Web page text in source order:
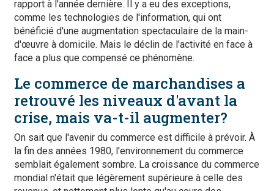
rapport à l'année dernière. Il y a eu des exceptions,
comme les technologies de l'information, qui ont
bénéficié d'une augmentation spectaculaire de la main-
d'œuvre à domicile. Mais le déclin de l'activité en face à
face a plus que compensé ce phénomène.
Le commerce de marchandises a
retrouvé les niveaux d'avant la
crise, mais va-t-il augmenter?
On sait que l'avenir du commerce est difficile à prévoir. À
la fin des années 1980, l'environnement du commerce
semblait également sombre. La croissance du commerce
mondial n'était que légèrement supérieure à celle des